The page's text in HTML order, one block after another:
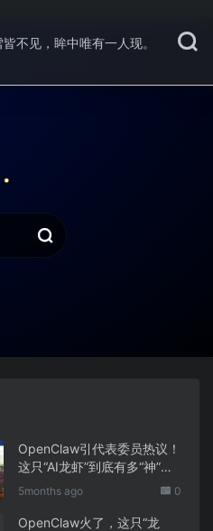
不见，眸中唯有一人现。
OpenClaw引代表委员热议！
这只“AI龙虾”到底有多“神”？
｜科技观察
5months ago 0
OpenClaw火了，这只“龙